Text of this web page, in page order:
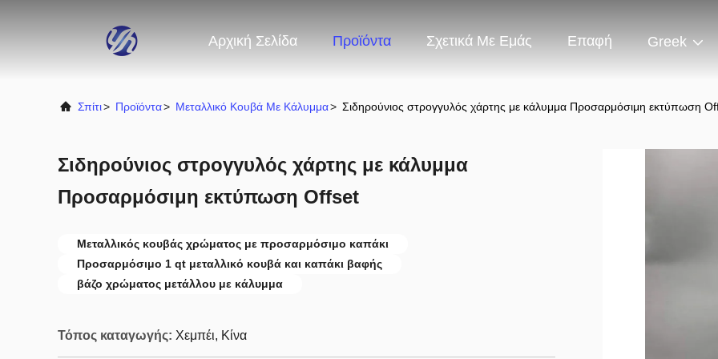
Αρχική Σελίδα Προϊόντα Σχετικά Με Εμάς Επαφή Greek
Σπίτι> Προϊόντα> Μεταλλικό Κουβά Με Κάλυμμα> Σιδηρούνιος στρογγυλός χάρτης με κάλυμμα Προσαρμόσιμη εκτύπωση
Σιδηρούνιος στρογγυλός χάρτης με κάλυμμα
Προσαρμόσιμη εκτύπωση Offset
Μεταλλικός κουβάς χρώματος με προσαρμόσιμο καπάκι
Προσαρμόσιμο 1 qt μεταλλικό κουβά και καπάκι βαφής
βάζο χρώματος μετάλλου με κάλυμμα
Τόπος καταγωγής: Χεμπέι, Κίνα